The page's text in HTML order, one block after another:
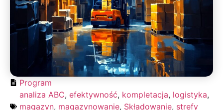
Program
analiza ABC, efektywność, kompletacja, logistyka,
magazyn, magazynowanie, Składowanie, strefy